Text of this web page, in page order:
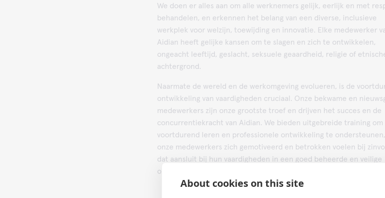
About cookies on this site
We doen er alles aan om alle werknemers gelijk, eerlijk en met
behandelen, en erkennen het belang van een diverse, inclusieve
werkplek voor welzijn, toewijding en innovatie. Elke medewerker
Aidian heeft gelijke kansen om te slagen en zich te ontwikkelen,
ongeacht leeftijd, geslacht, seksuele geaardheid, religie of
achtergrond.
Naarmate de wereld en de werkomgeving evolueren, is de
ontwikkeling van vaardigheden cruciaal. Onze bekwame en
medewerkers zijn onze grootste troef en drijven het succes en de
concurrentiekracht van Aidian. We bieden uitgebreide training om
voortdurend leren en professionele ontwikkeling te
onze medewerkers zich gemotiveerd en betrokken voelen bij
dat aansluit bij hun vaardigheden in een goed beheerde en veilige
omgeving.